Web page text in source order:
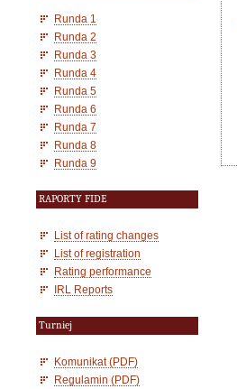
Runda 1
Runda 2
Runda 3
Runda 4
Runda 5
Runda 6
Runda 7
Runda 8
Runda 9
RAPORTY FIDE
List of rating changes
List of registration
Rating performance
IRL Reports
Turniej
Komunikat (PDF)
Regulamin (PDF)